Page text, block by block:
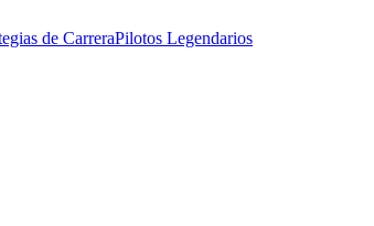
de CarreraPilotos Legendarios